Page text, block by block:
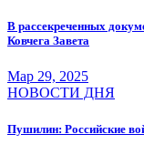
В рассекреченных
Ковчега Завета
Мар 29, 2025
НОВОСТИ ДНЯ
Пушилин: Российские